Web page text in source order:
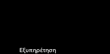
Εξυπηρέτηση